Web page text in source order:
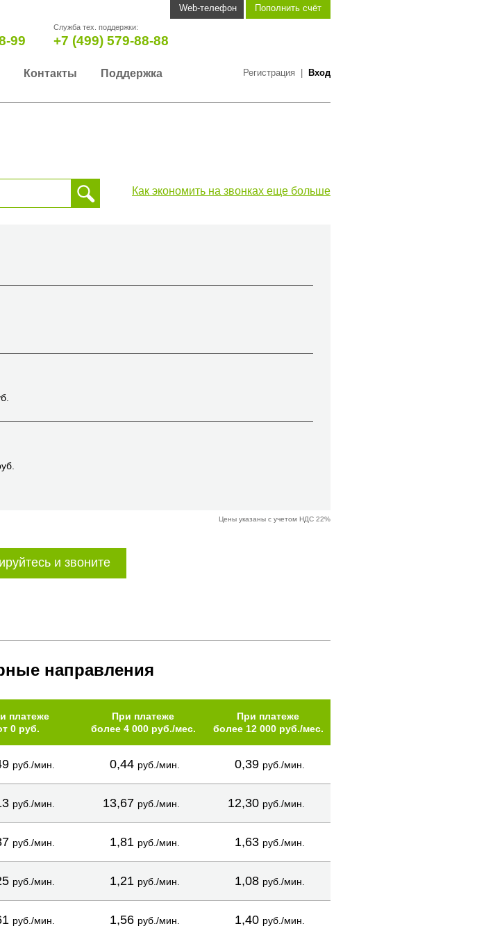
Web-телефон Пополнить счёт
99
Служба тех. поддержки:
+7 (499) 579-88-88
Регистрация Вход
Контакты Поддержка
Как экономить на звонках еще больше
Цены указаны с учетом НДС 22%
и звоните
направления
платеже
0 руб.
При платеже
более 4 000 руб./мес.
При платеже
более 12 000 руб./мес.
руб./мин. 0,44 руб./мин. 0,39 руб./мин.
руб./мин. 13,67 руб./мин. 12,30 руб./мин.
руб./мин. 1,81 руб./мин. 1,63 руб./мин.
руб./мин. 1,21 руб./мин. 1,08 руб./мин.
руб./мин. 1,56 руб./мин. 1,40 руб./мин.